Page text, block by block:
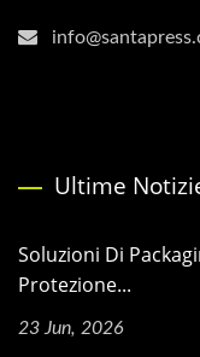
Ultime
Soluzioni Di
Protezione...
23 Jun, 2026